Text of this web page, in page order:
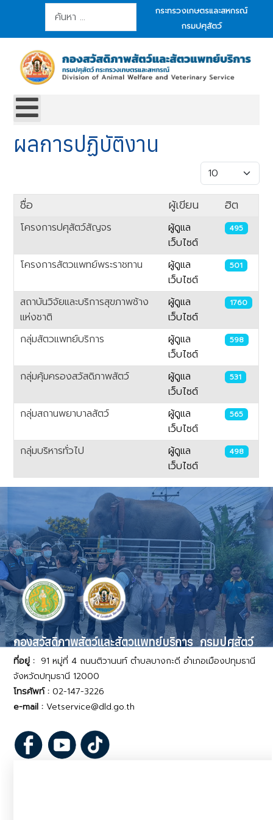
การค้นหา
กระทรวงเกษตรและสหกรณ์
กรมปศุสัตว์
ผลการปฏิบัติงาน
แสดง #
เนื้อหา
ชื่อ ผู้เขียน ฮิต
โครงการปศุสัตว์สัญจร
ผู้ดูแล
เว็บไซต์
495
โครงการสัตวแพทย์พระราชทาน
ผู้ดูแล
เว็บไซต์
501
สถาบันวิจัยและบริการสุขภาพช้าง
แห่งชาติ
ผู้ดูแล
เว็บไซต์
1760
กลุ่มสัตวแพทย์บริการ
ผู้ดูแล
เว็บไซต์
598
กลุ่มคุ้มครองสวัสดิภาพสัตว์
ผู้ดูแล
เว็บไซต์
531
กลุ่มสถานพยาบาลสัตว์
ผู้ดูแล
เว็บไซต์
565
กลุ่มบริหารทั่วไป
ผู้ดูแล
เว็บไซต์
498
กองสวัสดิภาพสัตว์และสัตวแพทย์บริการ กรมปศุสัตว์
ที่อยู่ : 91 หมู่ที่ 4 ถนนติวานนท์ ตำบลบางกะดี อำเภอเมืองปทุมธานี
จังหวัดปทุมธานี 12000
โทรศัพท์ : 02-147-3226
e-mail :Vetservice@dld.go.th